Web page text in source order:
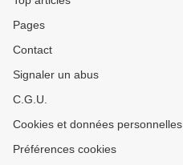
Pages
Contact
Signaler un abus
C.G.U.
Cookies et données personnelles
Préférences cookies